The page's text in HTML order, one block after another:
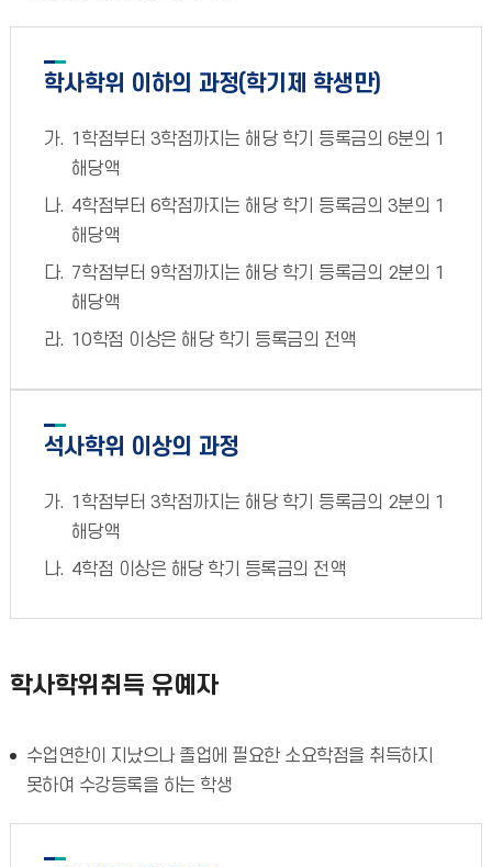
학사학위 이하의 과정(학기제 학생만)
1학점부터 3학점까지는 해당 학기 등록금의 6분의 1
해당액
4학점부터 6학점까지는 해당 학기 등록금의 3분의 1
해당액
7학점부터 9학점까지는 해당 학기 등록금의 2분의 1
해당액
10학점 이상은 해당 학기 등록금의 전액
석사학위 이상의 과정
1학점부터 3학점까지는 해당 학기 등록금의 2분의 1
해당액
4학점 이상은 해당 학기 등록금의 전액
학사학위취득 유예자
수업연한이 지났으나 졸업에 필요한 소요학점을 취득하지
못하여 수강등록을 하는 학생